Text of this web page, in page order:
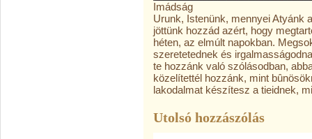
Imádság
Urunk, Istenünk, mennyei Atyánk
jöttünk hozzád azért, hogy
héten, az elmúlt napokban.
szeretetednek és
te hozzánk való szólásodban,
közelítettél hozzánk, mint
lakodalmat készítesz a tieidnek,
Utolsó hozzászólás